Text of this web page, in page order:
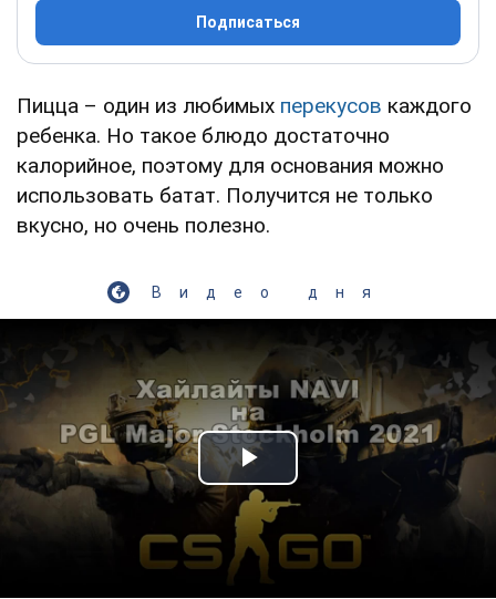
Подписаться
Пицца – один из любимых перекусов каждого
ребенка. Но такое блюдо достаточно
калорийное, поэтому для основания можно
использовать батат. Получится не только
вкусно, но очень полезно.
Видео дня
Play Video